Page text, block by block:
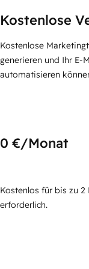
Kostenlose
Kostenlose
generieren und Ihr E-
automatisieren
0 €/Monat
Kostenlos für bis zu 2
erforderlich.